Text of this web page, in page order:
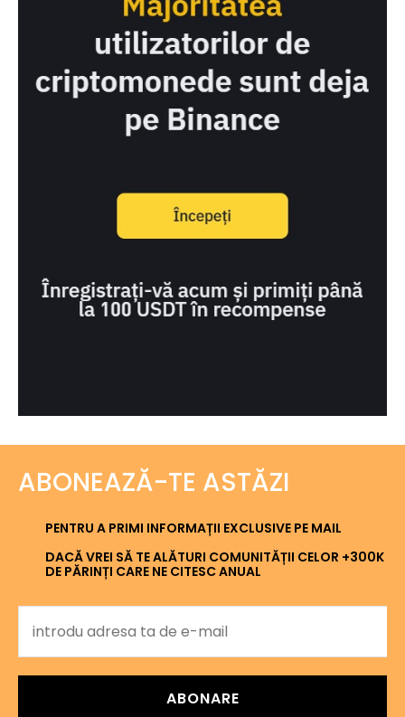
ABONEAZĂ-TE ASTĂZI
PENTRU A PRIMI INFORMAȚII EXCLUSIVE PE MAIL
DACĂ VREI SĂ TE ALĂTURI COMUNITĂȚII CELOR +300K
DE PĂRINȚI CARE NE CITESC ANUAL
ABONARE